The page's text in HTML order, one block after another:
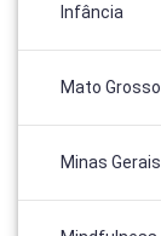
Infância
Mato Grosso
Minas Gerais